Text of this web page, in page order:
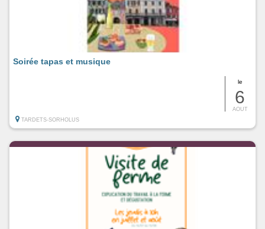
le
6
AOUT
Soirée tapas et musique
TARDETS-SORHOLUS